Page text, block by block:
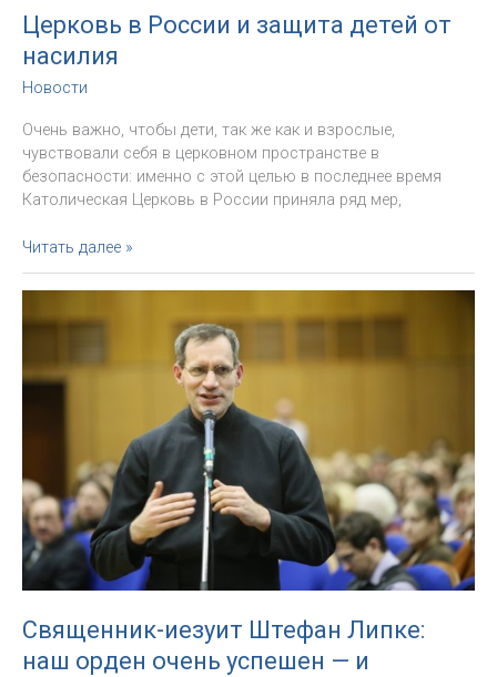
Церковь в России и защита детей от
насилия
Новости
Очень важно, чтобы дети, так же как и взрослые,
чувствовали себя в церковном пространстве в
безопасности: именно с этой целью в последнее время
Католическая Церковь в России приняла ряд мер,
Церковь
в
России
и
детей
от
Читать далее »
Священник-иезуит Штефан Липке:
наш орден очень успешен — и